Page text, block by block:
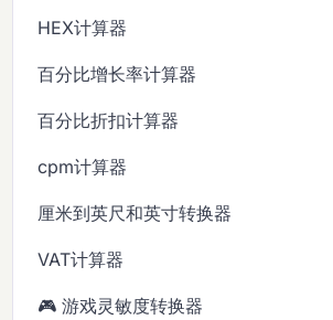
HEX计算器
百分比增长率计算器
百分比折扣计算器
cpm计算器
厘米到英尺和英寸转换器
VAT计算器
🎮 游戏灵敏度转换器